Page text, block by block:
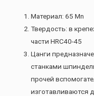
Материал: 65 Mn
Твердость: в
части HRC40-45
Цанги
станками
прочей
изготавливаются